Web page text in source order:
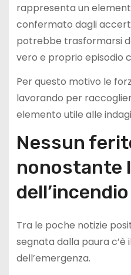
rappresenta un
confermato dagli
potrebbe trasformarsi
vero e proprio episodio
Per questo motivo le
lavorando per
elemento utile alle
Nessun
nonostante
dell’incendio
Tra le poche notizie
segnata dalla paura c’è
dell’emergenza.